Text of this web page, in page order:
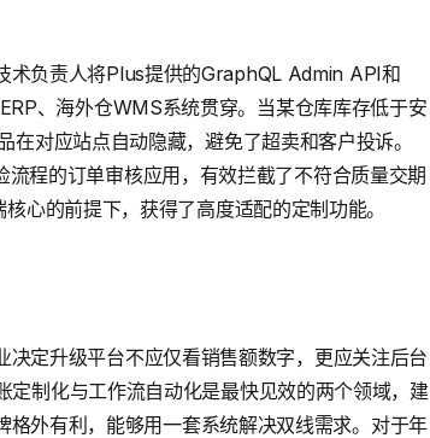
术负责人将Plus提供的GraphQL Admin API和
、海外仓WMS系统贯穿。当某仓库库存低于安
对应站点自动隐藏，避免了超卖和客户投诉。
程的订单审核应用，有效拦截了不符合质量交期
心的前提下，获得了高度适配的定制功能。
定升级平台不应仅看销售额数字，更应关注后台
制化与工作流自动化是最快见效的两个领域，建
外有利，能够用一套系统解决双线需求。对于年